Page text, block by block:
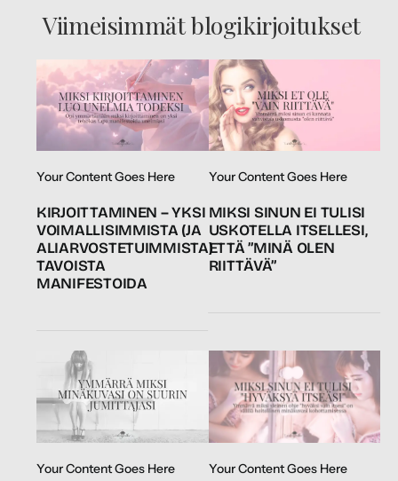
Viimeisimmät blogikirjoitukset
Your Content Goes Here
KIRJOITTAMINEN – YKSI
VOIMALLISIMMISTA (JA
ALIARVOSTETUIMMISTA)
TAVOISTA
MANIFESTOIDA
Your Content Goes Here
MIKSI SINUN EI TULISI
USKOTELLA ITSELLESI,
ETTÄ ”MINÄ OLEN
RIITTÄVÄ”
Your Content Goes Here Your Content Goes Here